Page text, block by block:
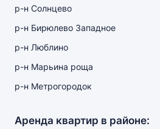
р-н Солнцево
р-н Бирюлево Западное
р-н Люблино
р-н Марьина роща
р-н Метрогородок
Аренда квартир в районе: